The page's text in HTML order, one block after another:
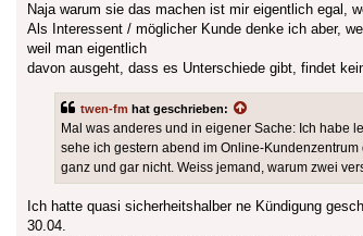
Naja warum sie das machen ist mir eigentlich egal,
Als Interessent / möglicher Kunde denke ich aber,
weil man eigentlich
davon ausgeht, dass es Unterschiede gibt, findet
twen-fm hat geschrieben:
Mal was anderes und in eigener Sache: Ich habe
sehe ich gestern abend im Online-
ganz und gar nicht. Weiss jemand, warum zwei
Ich hatte quasi sicherheitshalber ne Kündigung
30.04.